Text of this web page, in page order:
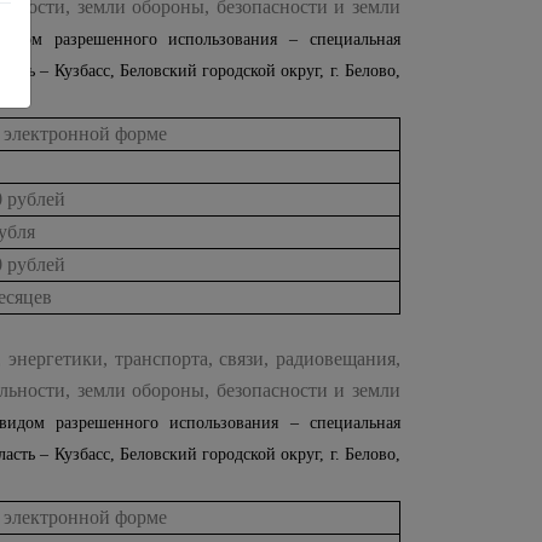
земли обороны, безопасности и земли
разрешенного использования – специальная
– Кузбасс, Беловский городской округ, г. Белово,
форме
рублей
рублей
транспорта, связи, радиовещания,
земли обороны, безопасности и земли
разрешенного использования – специальная
– Кузбасс, Беловский городской округ, г. Белово,
форме